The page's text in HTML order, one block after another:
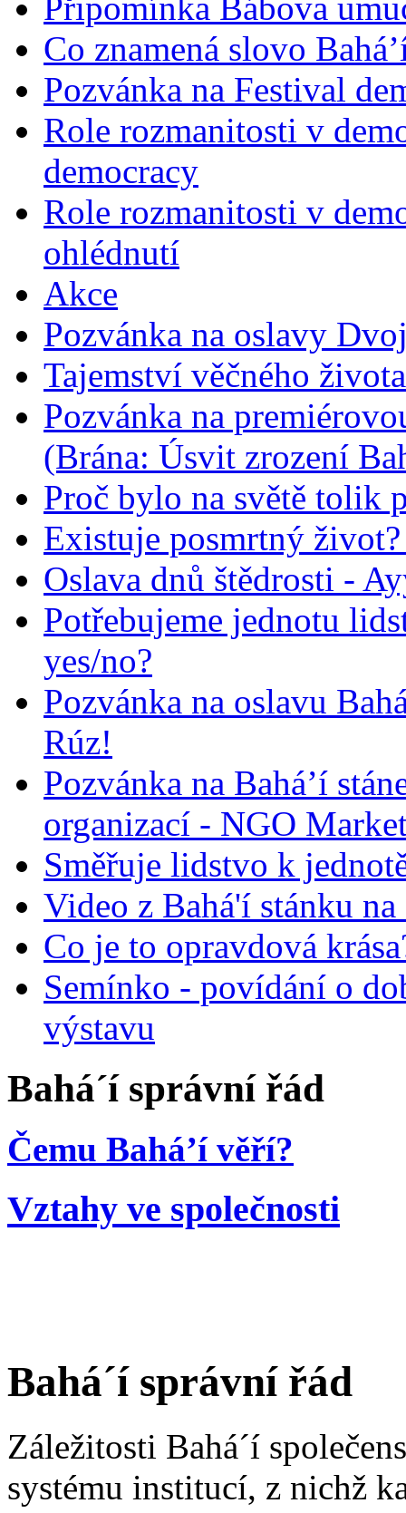
Co znamená slovo
Pozvánka na Festival
Role rozmanitosti v
democracy
Role rozmanitosti v
ohlédnutí
Akce
Pozvánka na oslavy
Tajemství věčného života
Pozvánka na
(Brána: Úsvit zrození
Proč bylo na světě tolik
Existuje posmrtný
Oslava dnů štědrosti -
Potřebujeme jednotu
yes/no?
Pozvánka na oslavu
Rúz!
Pozvánka na Bahá’í
organizací - NGO
Směřuje lidstvo k
Video z Bahá'í stánku
Co je to opravdová
Semínko - povídání o
výstavu
Bahá´í správní řád
Čemu Bahá’í věří?
Vztahy ve společnosti
Bahá´í správní řád
Záležitosti Bahá´í
systému institucí, z nichž